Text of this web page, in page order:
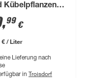
Kübelpflanzen
l,99 €
€ / Liter
Lieferung nach
in Troisdorf